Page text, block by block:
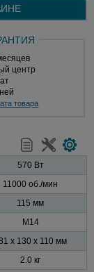
центр
товара
570 Вт
11000 об./мин
115 мм
M14
x 130 x 110 мм
2.0 кг